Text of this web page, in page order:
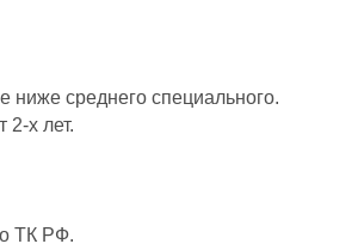
ниже среднего специального.
2-х лет.
ТК РФ.